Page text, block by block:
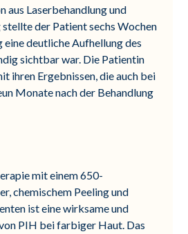
aus Laserbehandlung und
der Patient sechs Wochen
eine deutliche Aufhellung des
sichtbar war. Die Patientin
ihren Ergebnissen, die auch bei
Monate nach der Behandlung
mit einem 650-
chemischem Peeling und
ist eine wirksame und
PIH bei farbiger Haut. Das